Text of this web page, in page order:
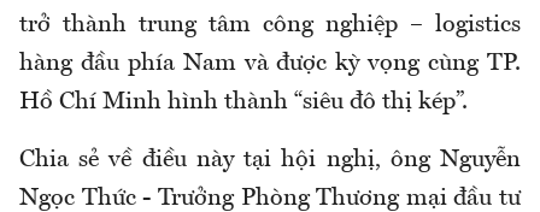
trở thành trung tâm công nghiệp – logistics
hàng đầu phía Nam và được kỳ vọng cùng TP.
Hồ Chí Minh hình thành “siêu đô thị kép”.
Chia sẻ về điều này tại hội nghị, ông Nguyễn
Ngọc Thức - Trưởng Phòng Thương mại đầu tư